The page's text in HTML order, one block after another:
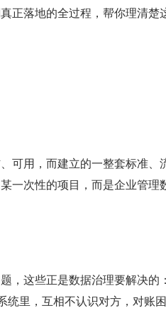
正落地的全过程，帮你理清楚
可用，而建立的一整套标准、
一次性的项目，而是企业管理
，这些正是数据治理要解决的
统里，互相不认识对方，对账